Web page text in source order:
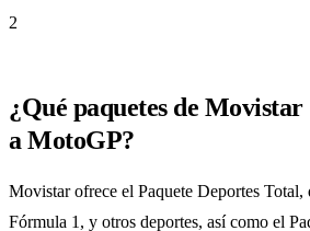
2
¿Qué paquetes de Movistar
a MotoGP?
Movistar ofrece el Paquete Deportes
Fórmula 1, y otros deportes, así como el